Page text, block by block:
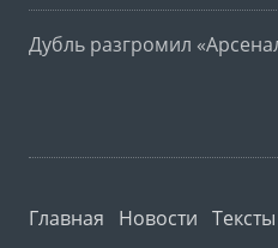
Дубль разгромил
Главная Новости Тексты